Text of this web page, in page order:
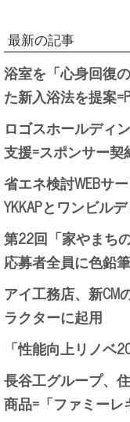
最新の記事
浴室を「心身回復
た新入浴法を提案
ロゴスホールディ
支援=スポンサー契
省エネ検討WEBサ
YKKAPとワンビル
第22回「家やまち
応募者全員に色鉛
アイ工務店、新CM
ラクターに起用
「性能向上リノベ
長谷工グループ、
商品=「ファミー